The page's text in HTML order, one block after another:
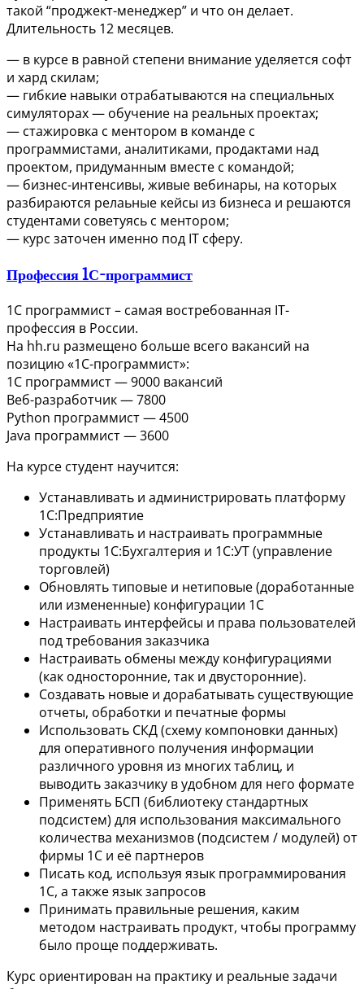
такой “проджект-менеджер” и что он делает.
Длительность 12 месяцев.
— в курсе в равной степени внимание уделяется софт
и хард скилам;
— гибкие навыки отрабатываются на специальных
симуляторах — обучение на реальных проектах;
— стажировка с ментором в команде с
программистами, аналитиками, продактами над
проектом, придуманным вместе с командой;
— бизнес-интенсивы, живые вебинары, на которых
разбираются релаьные кейсы из бизнеса и решаются
студентами советуясь с ментором;
— курс заточен именно под IT сферу.
Профессия 1С-программист
1С программист – самая востребованная IT-
профессия в России.
На hh.ru размещено больше всего вакансий на
позицию «1С-программист»:
1С программист — 9000 вакансий
Веб-разработчик — 7800
Python программист — 4500
Java программист — 3600
На курсе студент научится:
Устанавливать и администрировать платформу
1С:Предприятие
Устанавливать и настраивать программные
продукты 1С:Бухгалтерия и 1С:УТ (управление
торговлей)
Обновлять типовые и нетиповые (доработанные
или измененные) конфигурации 1С
Настраивать интерфейсы и права пользователей
под требования заказчика
Настраивать обмены между конфигурациями
(как односторонние, так и двусторонние).
Создавать новые и дорабатывать существующие
отчеты, обработки и печатные формы
Использовать СКД (схему компоновки данных)
для оперативного получения информации
различного уровня из многих таблиц, и
выводить заказчику в удобном для него формате
Применять БСП (библиотеку стандартных
подсистем) для использования максимального
количества механизмов (подсистем / модулей) от
фирмы 1С и её партнеров
Писать код, используя язык программирования
1С, а также язык запросов
Принимать правильные решения, каким
методом настраивать продукт, чтобы программу
было проще поддерживать.
Курс ориентирован на практику и реальные задачи